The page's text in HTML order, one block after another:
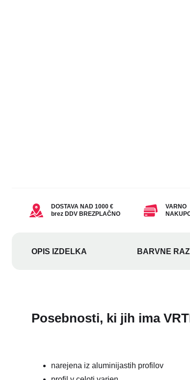
DOSTAVA NAD 1000 €
brez DDV BREZPLAČNO
VARNO
OPIS IZDELKA BARVNE
Posebnosti, ki jih ima
narejena iz aluminijastih profilov